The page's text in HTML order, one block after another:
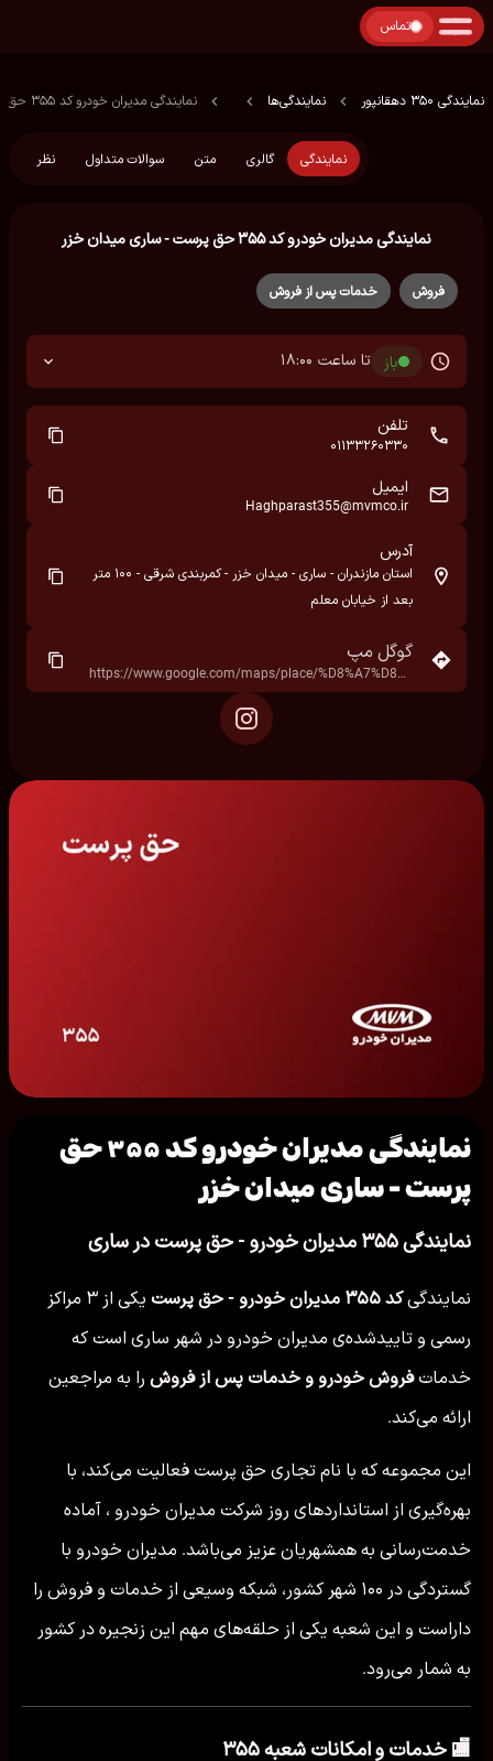
تماس
نمایندگی 350 دهقانپور نمایندگی‌ها نمایندگی مدیران خودرو کد ۳۵۵ حق پرست - ساری میدان خزر
نمایندگی گالری متن سوالات متداول نظر
نمایندگی مدیران خودرو کد ۳۵۵ حق پرست - ساری میدان خزر
فروش خدمات پس از فروش
باز تا ساعت 18:00
تلفن
01133260330
ایمیل
Haghparast355@mvmco.ir
آدرس
استان مازندران - ساری - میدان خزر - کمربندی شرقی - ۱۰۰ متر
بعد از خیابان معلم
گوگل مپ
https://www.google.com/maps/place/%D8%A7%D8%B3%D8%AA%D8%A7%D9%86+%D9%85%D8%A7%D8%B2%D9%86%D8%AF%D8%B1%D8%A7%D9%86%D8%8C+%D8%B3%D8%A7%D8%B1%DB%8C%D8%8C+%D9%85%DB%8C%D8%AF%D8%A7%D9%86+%D8%AE%D8%B2%D8%B1%D8%8C+%D8%A7%DB%8C%D8%B1%D8%A7%D9%86%E2%80%AD/@36.5840344,53.0624738,17z/data=!3m1!4b1!4m6!3m5!1s0x3f851541331e74c7:0x38b30ecde915b38!8m2!3d36.5840344!4d53.0624738!16s%2Fg%2F1tg9r4yx?hl=fa
نمایندگی مدیران خودرو کد ۳۵۵ حق
پرست - ساری میدان خزر
نمایندگی ۳۵۵ مدیران خودرو - حق پرست در ساری
نمایندگیکد ۳۵۵ مدیران خودرو - حق پرست
یکی از ۳ مراکز
رسمی و تاییدشده‌ی مدیران خودرو در شهر ساری است که
خدماتفروش خودرو و خدمات پس از فروش را به مراجعین
ارائه می‌کند.
این مجموعه که با نام تجاری حق پرست فعالیت می‌کند، با
بهره‌گیری از استانداردهای روز شرکت مدیران خودرو ، آماده
خدمت‌رسانی به همشهریان عزیز می‌باشد. مدیران خودرو با
گستردگی در ۱۰۰ شهر کشور، شبکه وسیعی از خدمات و فروش را
داراست و این شعبه یکی از حلقه‌های مهم این زنجیره در کشور
به شمار می‌رود.
🏬 خدمات و امکانات شعبه ۳۵۵